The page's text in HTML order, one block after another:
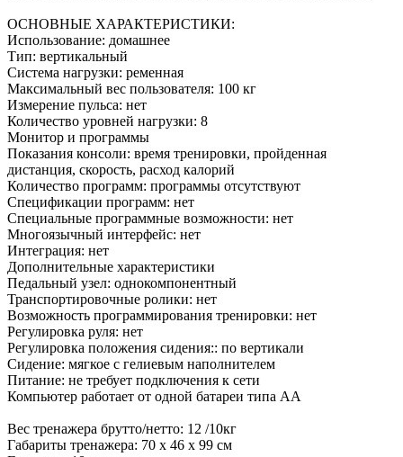
ОСНОВНЫЕ ХАРАКТЕРИСТИКИ:
Использование: домашнее
Тип: вертикальный
Система нагрузки: ременная
Максимальный вес пользователя: 100 кг
Измерение пульса: нет
Количество уровней нагрузки: 8
Монитор и программы
Показания консоли: время тренировки, пройденная
дистанция, скорость, расход калорий
Количество программ: программы отсутствуют
Спецификации программ: нет
Специальные программные возможности: нет
Многоязычный интерфейс: нет
Интеграция: нет
Дополнительные характеристики
Педальный узел: однокомпонентный
Транспортировочные ролики: нет
Возможность программирования тренировки: нет
Регулировка руля: нет
Регулировка положения сидения:: по вертикали
Сидение: мягкое с гелиевым наполнителем
Питание: не требует подключения к сети
Компьютер работает от одной батареи типа АА
Вес тренажера брутто/нетто: 12 /10кг
Габариты тренажера: 70 х 46 х 99 см